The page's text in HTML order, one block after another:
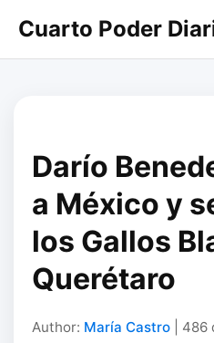
Cuarto Poder
Darío
a México y
los Gallos
Querétaro
Author: María Castro |